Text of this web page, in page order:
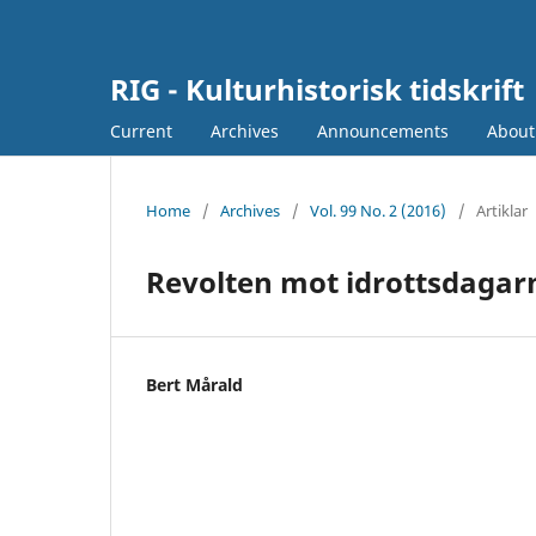
RIG - Kulturhistorisk tidskrift
Current Archives Announcements
Home / Archives / Vol. 99 No. 2 (2016) / Artiklar
Revolten mot
Bert Mårald